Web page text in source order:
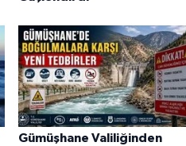
Gümüşhane Valiliğinden